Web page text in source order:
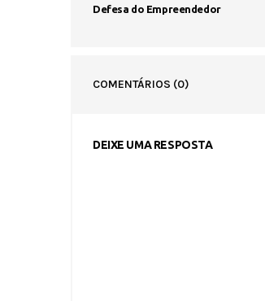
Defesa do Empreendedor
COMENTÁRIOS (0)
DEIXE UMA RESPOSTA